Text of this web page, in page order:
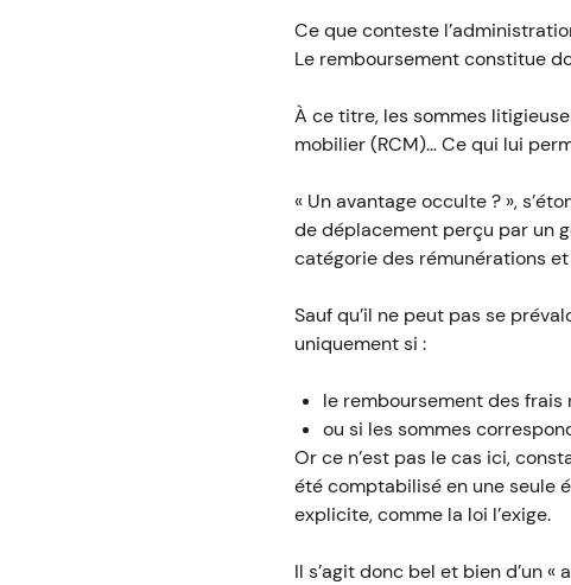
Ce que conteste
Le remboursement constitue
À ce titre, les sommes
mobilier (RCM)… Ce qui lui
« Un avantage occulte ? »,
de déplacement perçu par un
catégorie des rémunérations
Sauf qu’il ne peut pas se
uniquement si :
le remboursement des frais
ou si les sommes
Or ce n’est pas le cas ici,
été comptabilisé en une seule
explicite, comme la loi l’exige.
Il s’agit donc bel et bien d’un